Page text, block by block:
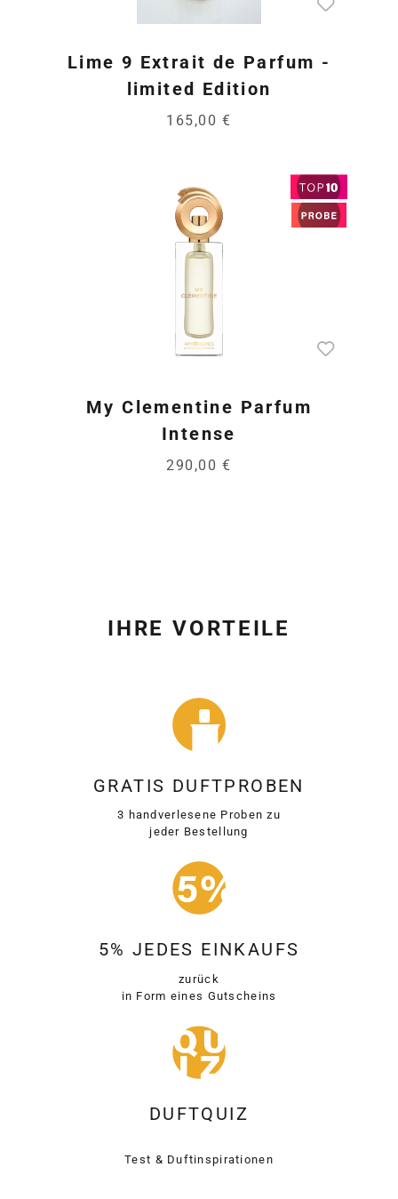
Lime 9 Extrait de Parfum -
limited Edition
165,00 €
My Clementine Parfum
Intense
290,00 €
IHRE VORTEILE
GRATIS DUFTPROBEN
3 handverlesene Proben zu
jeder Bestellung
5% JEDES EINKAUFS
zurück
in Form eines Gutscheins
DUFTQUIZ
Test & Duftinspirationen